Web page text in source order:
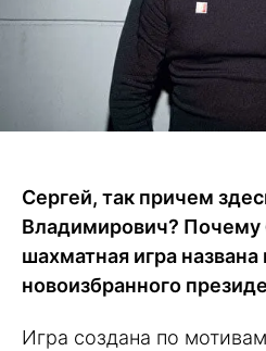
Сергей, так причем
Владимирович? Почему
шахматная игра названа
новоизбранного
Игра создана по